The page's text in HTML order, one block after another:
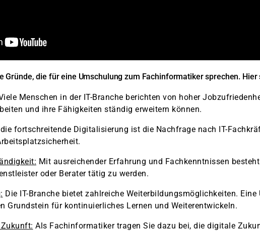
Gründe, die für eine Umschulung zum Fachinformatiker sprechen.
Menschen in der IT-Branche berichten von hoher
und ihre Fähigkeiten ständig erweitern können.
fortschreitende Digitalisierung ist die Nachfrage nach IT-
Mit ausreichender Erfahrung und Fachkenntnissen
oder Berater tätig zu werden.
Die IT-Branche bietet zahlreiche Weiterbildungsmöglichkeiten. Eine
Grundstein für kontinuierliches Lernen und Weiterentwickeln.
Als Fachinformatiker tragen Sie dazu bei, die digitale